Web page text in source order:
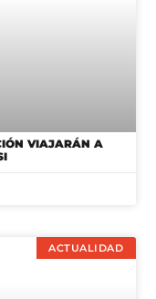
VIAJARÁN A
ACTUALIDAD